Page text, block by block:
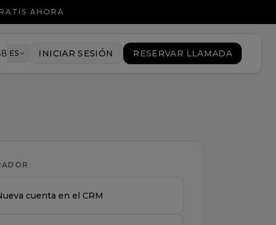
AHORA
ES INICIAR SESIÓN RESERVAR LLAMADA
cuenta en el CRM